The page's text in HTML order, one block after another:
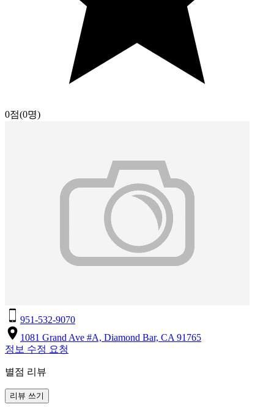
0점(0명)
951-532-9070
1081 Grand Ave #A, Diamond Bar, CA 91765
정보 수정 요청
별점 리뷰
리뷰 쓰기